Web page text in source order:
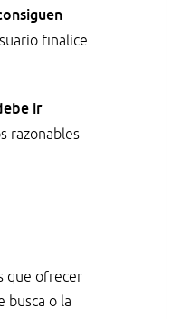
finalice
ir
razonables
que ofrecer
busca o la